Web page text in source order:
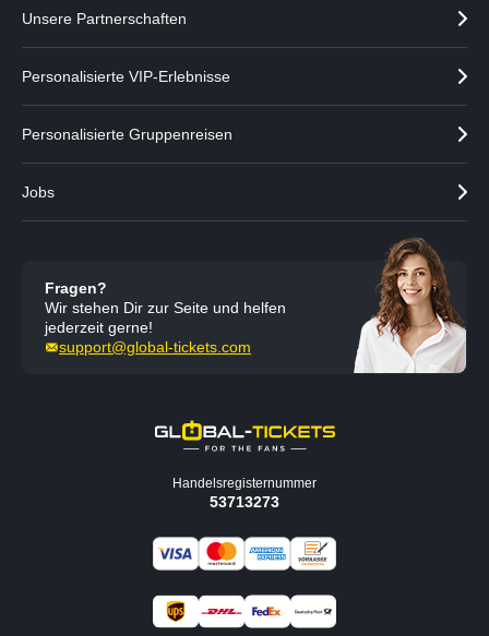
Unsere Partnerschaften
Personalisierte VIP-Erlebnisse
Personalisierte Gruppenreisen
Jobs
Fragen?
Wir stehen Dir zur Seite und helfen
jederzeit gerne!
support@global-tickets.com
Handelsregisternummer
53713273